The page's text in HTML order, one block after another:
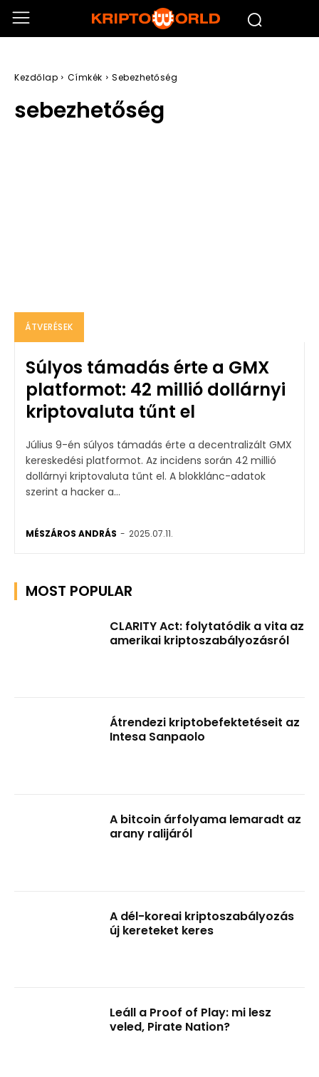
Kezdőlap Címkék Sebezhetőség
sebezhetőség
ÁTVERÉSEK
Súlyos támadás érte a GMX
platformot: 42 millió dollárnyi
kriptovaluta tűnt el
Július 9-én súlyos támadás érte a decentralizált GMX
kereskedési platformot. Az incidens során 42 millió
dollárnyi kriptovaluta tűnt el. A blokklánc-adatok
szerint a hacker a...
MÉSZÁROS ANDRÁS - 2025.07.11.
MOST POPULAR
CLARITY Act: folytatódik a vita az
amerikai kriptoszabályozásról
Átrendezi kriptobefektetéseit az
Intesa Sanpaolo
A bitcoin árfolyama lemaradt az
arany ralijáról
A dél-koreai kriptoszabályozás
új kereteket keres
Leáll a Proof of Play: mi lesz
veled, Pirate Nation?